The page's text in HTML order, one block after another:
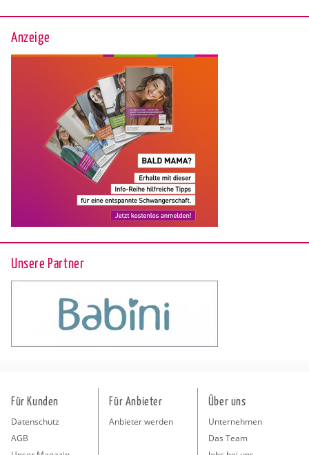
Anzeige
Unsere Partner
Für Kunden
Datenschutz
AGB
Für Anbieter
Anbieter werden
Über uns
Unternehmen
Das Team